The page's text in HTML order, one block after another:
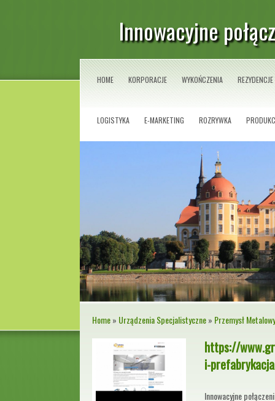
Innowacyjne
HOME KORPORACJE WYKOŃCZENIA REZYDENCJE
LOGISTYKA E-MARKETING ROZRYWKA
Home» Urządzenia Specjalistyczne» Przemysł Metalowy
https://
i-
Innowacyjne